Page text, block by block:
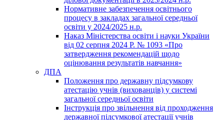
Нормативне забезпечення освітнього
процесу в закладах загальної середньої
освіти у 2024/2025 н.р.
Наказ Міністерства освіти і науки України
від 02 серпня 2024 Р. № 1093 «Про
затвердження рекомендацій щодо
оцінювання результатів навчання»
ДПА
Положення про державну підсумкову
атестацію учнів (вихованців) у системі
загальної середньої освіти
Інструкція про звільнення від проходження
державної підсумкової атестації учнів